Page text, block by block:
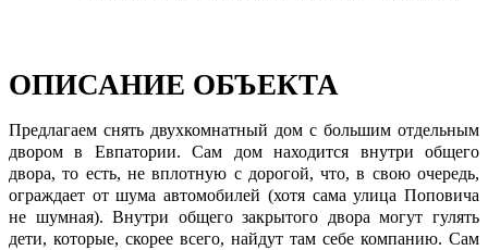
ОПИСАНИЕ ОБЪЕКТА
Предлагаем снять двухкомнатный дом с большим отдельным
двором в Евпатории. Сам дом находится внутри общего
двора, то есть, не вплотную с дорогой, что, в свою очередь,
ограждает от шума автомобилей (хотя сама улица Поповича
не шумная). Внутри общего закрытого двора могут гулять
дети, которые, скорее всего, найдут там себе компанию. Сам